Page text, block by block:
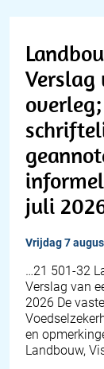
Verslag
juli
vrijdag 7
…21 501-32
Verslag van
2026 De
en
Landbouw,